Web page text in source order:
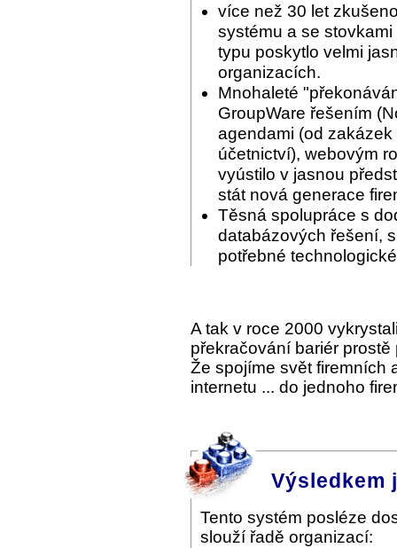
více než 30 let
systému a se
typu poskytlo velmi
organizacích.
Mnohaleté
GroupWare řešením
agendami (od
účetnictví), webovým
vyústilo v jasnou
stát nová generace
Těsná spolupráce s
databázových řešení,
potřebné
A tak v roce 2000
překračování bariér
Že spojíme svět firemních
internetu ... do jednoho
Výsledkem
Tento systém posléze
slouží řadě organizací: